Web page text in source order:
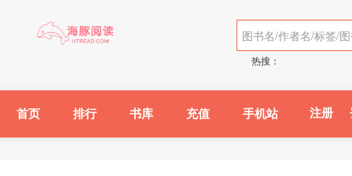
热搜：
首页 排行 书库 充值 手机站 注册